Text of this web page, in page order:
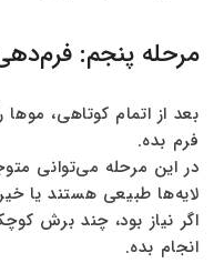
مرحله پنجم:
بعد از اتمام کوتاهی،
فرم بده.
در این مرحله می‌توانی
لایه‌ها طبیعی هستند یا
اگر نیاز بود، چند برش
انجام بده.